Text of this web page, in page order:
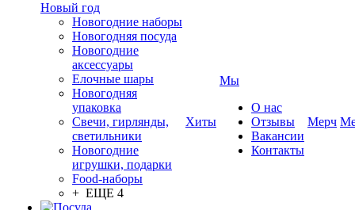
Новый год
Новогодние наборы
Новогодняя посуда
Новогодние
аксессуары
Елочные шары
Новогодняя
упаковка
Свечи, гирлянды,
светильники
Новогодние
игрушки, подарки
Food-наборы
+ ЕЩЕ 4
Хиты
Мы
О нас
Отзывы
Вакансии
Контакты
Мерч